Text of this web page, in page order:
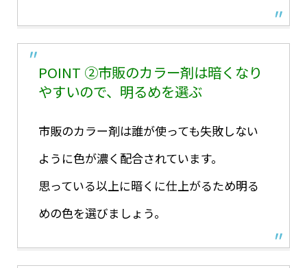
POINT ②市販のカラー剤は暗くなり
やすいので、明るめを選ぶ
市販のカラー剤は誰が使っても失敗しない
ように色が濃く配合されています。
思っている以上に暗くに仕上がるため明る
めの色を選びましょう。